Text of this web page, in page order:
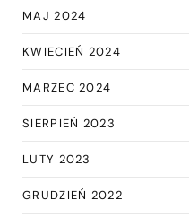
MAJ 2024
KWIECIEŃ 2024
MARZEC 2024
SIERPIEŃ 2023
LUTY 2023
GRUDZIEŃ 2022